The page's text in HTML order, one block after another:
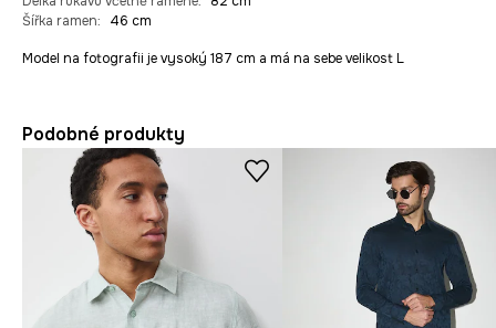
Šířka ramen: 46 cm
Model na fotografii je vysoký 187 cm a má na sebe velikost L
Podobné produkty